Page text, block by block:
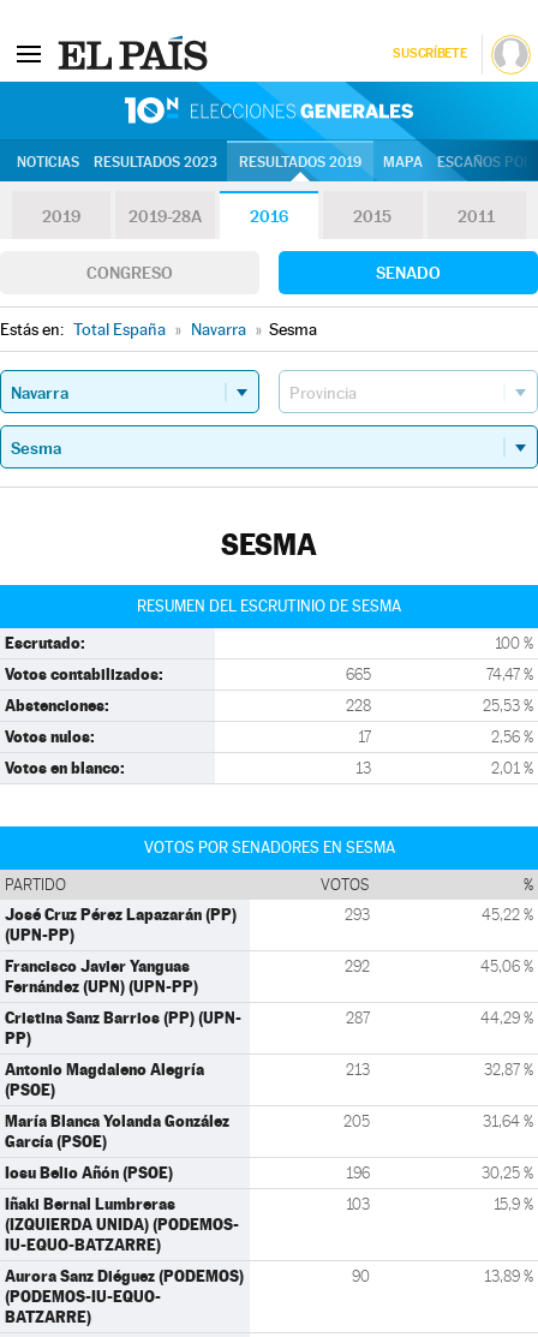
SUSCRÍBETE
NOTICIAS RESULTADOS 2023 RESULTADOS 2019 MAPA ESCAÑOS
2019 2019-28A 2016 2015 2011
CONGRESO SENADO
Estás en: Total España » Navarra » Sesma
SESMA
RESUMEN DEL ESCRUTINIO DE SESMA
Escrutado: 100 %
Votos contabilizados: 665 74,47 %
Abstenciones: 228 25,53 %
Votos nulos: 17 2,56 %
Votos en blanco: 13 2,01 %
VOTOS POR SENADORES EN SESMA
PARTIDO VOTOS %
José Cruz Pérez Lapazarán (PP)
(UPN-PP)
293 45,22 %
Francisco Javier Yanguas
Fernández (UPN) (UPN-PP)
292 45,06 %
Cristina Sanz Barrios (PP) (UPN-
PP)
287 44,29 %
Antonio Magdaleno Alegría
(PSOE)
213 32,87 %
María Blanca Yolanda González
García (PSOE)
205 31,64 %
Iosu Belio Añón (PSOE) 196 30,25 %
Iñaki Bernal Lumbreras
(IZQUIERDA UNIDA) (PODEMOS-
IU-EQUO-BATZARRE)
103 15,9 %
Aurora Sanz Diéguez (PODEMOS)
(PODEMOS-IU-EQUO-
BATZARRE)
90 13,89 %